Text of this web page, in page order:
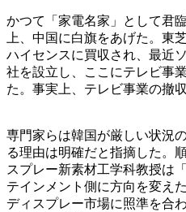
かつて「家電名家」として君
上、中国に白旗をあげた。東
ハイセンスに買収され、最近
社を設立し、ここにテレビ事
た。事実上、テレビ事業の撤収
専門家らは韓国が厳しい状況
る理由は明確だと指摘した。
スプレー新素材工学科教授は
テインメント側に方向を変え
ディスプレー市場に照準を合